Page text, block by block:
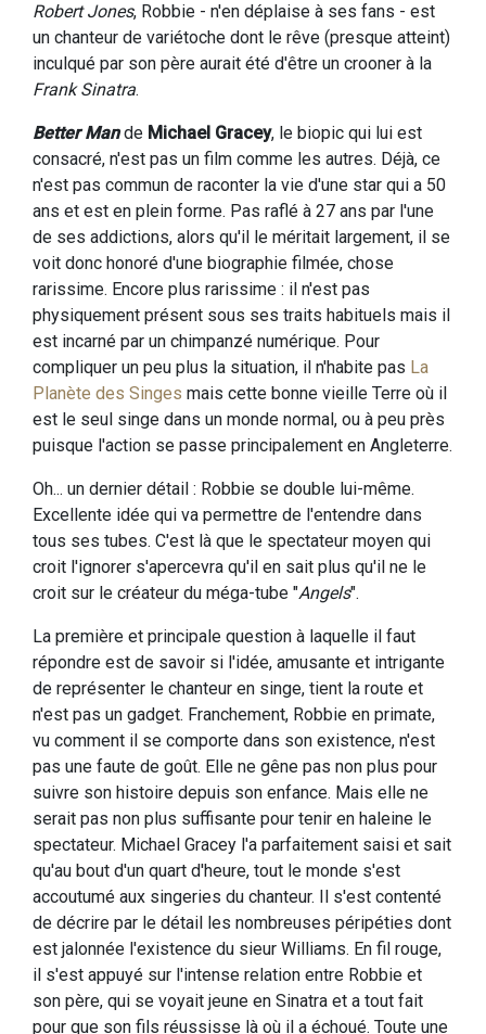
Robert Jones, Robbie - n'en déplaise à ses fans - est
un chanteur de variétoche dont le rêve (presque atteint)
inculqué par son père aurait été d'être un crooner à la
Frank Sinatra.
Better Mande Michael Gracey, le biopic qui lui est
consacré, n'est pas un film comme les autres. Déjà, ce
n'est pas commun de raconter la vie d'une star qui a 50
ans et est en plein forme. Pas raflé à 27 ans par l'une
de ses addictions, alors qu'il le méritait largement, il se
voit donc honoré d'une biographie filmée, chose
rarissime. Encore plus rarissime : il n'est pas
physiquement présent sous ses traits habituels mais il
est incarné par un chimpanzé numérique. Pour
compliquer un peu plus la situation, il n'habite pas La
Planète des Singes mais cette bonne vieille Terre où il
est le seul singe dans un monde normal, ou à peu près
puisque l'action se passe principalement en Angleterre.
Oh... un dernier détail : Robbie se double lui-même.
Excellente idée qui va permettre de l'entendre dans
tous ses tubes. C'est là que le spectateur moyen qui
croit l'ignorer s'apercevra qu'il en sait plus qu'il ne le
croit sur le créateur du méga-tube "Angels".
La première et principale question à laquelle il faut
répondre est de savoir si l'idée, amusante et intrigante
de représenter le chanteur en singe, tient la route et
n'est pas un gadget. Franchement, Robbie en primate,
vu comment il se comporte dans son existence, n'est
pas une faute de goût. Elle ne gêne pas non plus pour
suivre son histoire depuis son enfance. Mais elle ne
serait pas non plus suffisante pour tenir en haleine le
spectateur. Michael Gracey l'a parfaitement saisi et sait
qu'au bout d'un quart d'heure, tout le monde s'est
accoutumé aux singeries du chanteur. Il s'est contenté
de décrire par le détail les nombreuses péripéties dont
est jalonnée l'existence du sieur Williams. En fil rouge,
il s'est appuyé sur l'intense relation entre Robbie et
son père, qui se voyait jeune en Sinatra et a tout fait
pour que son fils réussisse là où il a échoué. Toute une